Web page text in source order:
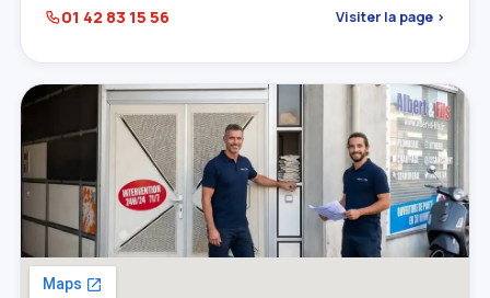
01 42 83 15 56 Visiter la page ›